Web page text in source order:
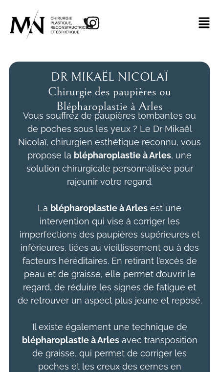
DR MIKAËL NICOLAÏ
Chirurgie des paupières ou
Blépharoplastie à Arles
Vous souffrez de paupières tombantes ou
de poches sous les yeux ? Le Dr Mikaël
Nicolaï, chirurgien esthétique reconnu, vous
propose la blépharoplastie à Arles, une
solution chirurgicale personnalisée pour
rajeunir votre regard.
La blépharoplastieà Arles est une
intervention qui vise à corriger les
imperfections des paupières supérieures et
inférieures, liées au vieillissement ou à des
facteurs héréditaires. En retirant l’excès de
peau et de graisse, elle permet d’ouvrir le
regard, de réduire les signes de fatigue et
de retrouver un aspect plus jeune et reposé.
Il existe également une technique de
blépharoplastie à Arlesavec transposition
de graisse, qui permet de corriger les
poches et les creux des cernes en